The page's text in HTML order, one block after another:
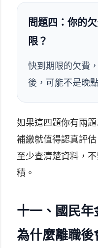
問題四：你的
限？
快到期限的欠費
後，可能不是晚
如果這四題你有兩
補繳就值得認真評
至少查清楚資料，
積。
十一、國民年
為什麼離職後